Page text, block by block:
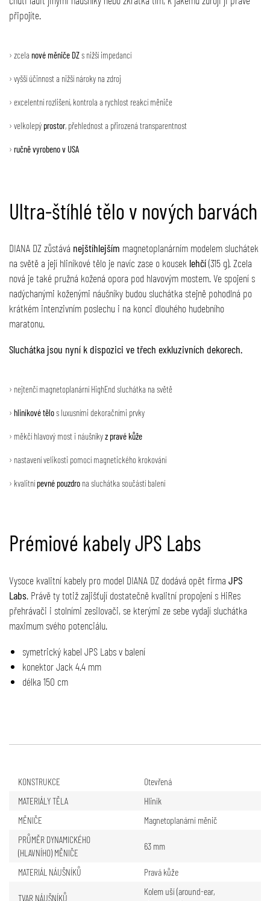
připojíte.
› zcela nové měniče DZs nižší impedancí
› vyšší účinnost a nižší nároky na zdroj
› excelentní rozlišení, kontrola a rychlost reakcí měniče
› velkolepý prostor, přehlednost a přirozená transparentnost
› ručně vyrobeno v USA
Ultra-štíhlé tělo v nových barvách
DIANA DZ zůstává nejštíhlejším magnetoplanárním modelem sluchátek
na světě a její hliníkové tělo je navíc zase o kousek lehčí(315 g). Zcela
nová je také pružná kožená opora pod hlavovým mostem. Ve spojení s
nadýchanými koženými náušníky budou sluchátka stejně pohodlná po
krátkém intenzivním poslechu i na konci dlouhého hudebního
maratonu.
Sluchátka jsou nyní k dispozici ve třech exkluzivních dekorech.
› nejtenčí magnetoplanární HighEnd sluchátka na světě
› hliníkové tělos luxusními dekoračními prvky
› měkčí hlavový most i náušníkyz pravé kůže
› nastavení velikosti pomocí magnetického krokování
› kvalitní pevné pouzdrona sluchátka součástí balení
Prémiové kabely JPS Labs
Vysoce kvalitní kabely pro model DIANA DZ dodává opět firma JPS
Labs. Právě ty totiž zajišťují dostatečně kvalitní propojení s HiRes
přehrávači i stolními zesilovači, se kterými ze sebe vydají sluchátka
maximum svého potenciálu.
symetrický kabel JPS Labs v balení
konektor Jack 4.4 mm
délka 150 cm
KONSTRUKCE
Otevřená
MATERIÁLY TĚLA
Hliník
MĚNIČE
Magnetoplanární měnič
PRŮMĚR DYNAMICKÉHO
(HLAVNÍHO) MĚNIČE
63 mm
MATERIÁL NÁUŠNÍKŮ Pravá kůže
TVAR NÁUŠNÍKŮ
Kolem uší (around-ear,